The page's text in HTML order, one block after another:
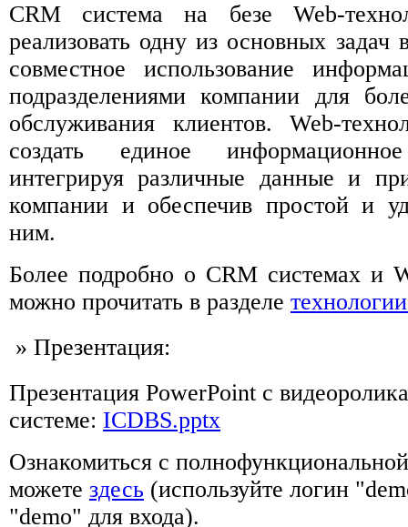
CRM система на безе Web-
реализовать одну из основных задач
совместное использование
подразделениями компании для
обслуживания клиентов. Web-
создать единое
интегрируя различные данные и
компании и обеспечив простой и
ним.
Более подробно о CRM системах и
можно прочитать в разделе
» Презентация:
Презентация PowerPoint с
системе: ICDBS.pptx
Ознакомиться с
можете здесь (используйте логин
"demo" для входа).